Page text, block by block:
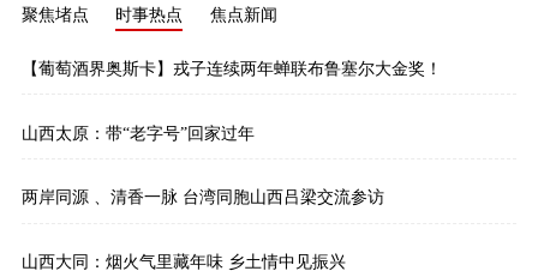
聚焦堵点 时事热点 焦点新闻
【葡萄酒界奥斯卡】戎子连续两年蝉联布鲁塞尔大金奖！
山西太原：带“老字号”回家过年
两岸同源 、清香一脉 台湾同胞山西吕梁交流参访
山西大同：烟火气里藏年味 乡土情中见振兴